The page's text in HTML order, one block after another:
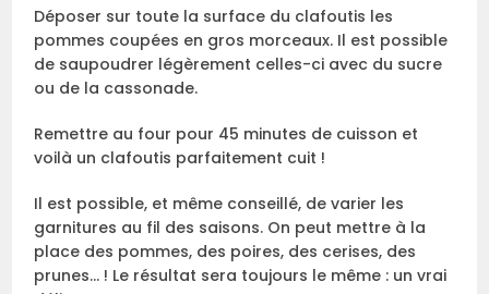
Déposer sur toute la surface du clafoutis les
pommes coupées en gros morceaux. Il est possible
de saupoudrer légèrement celles-ci avec du sucre
ou de la cassonade.
Remettre au four pour 45 minutes de cuisson et
voilà un clafoutis parfaitement cuit !
Il est possible, et même conseillé, de varier les
garnitures au fil des saisons. On peut mettre à la
place des pommes, des poires, des cerises, des
prunes… ! Le résultat sera toujours le même : un vrai